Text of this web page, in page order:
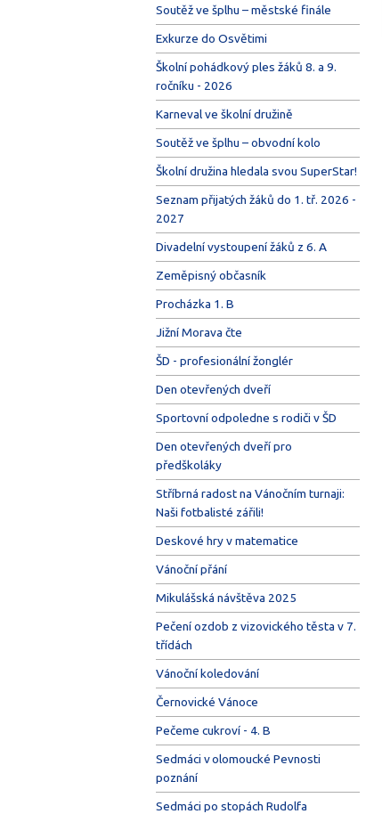
Soutěž ve šplhu – městské finále
Exkurze do Osvětimi
Školní pohádkový ples žáků 8. a 9.
ročníku - 2026
Karneval ve školní družině
Soutěž ve šplhu – obvodní kolo
Školní družina hledala svou SuperStar!
Seznam přijatých žáků do 1. tř. 2026 -
2027
Divadelní vystoupení žáků z 6. A
Zeměpisný občasník
Procházka 1. B
Jižní Morava čte
ŠD - profesionální žonglér
Den otevřených dveří
Sportovní odpoledne s rodiči v ŠD
Den otevřených dveří pro
předškoláky
Stříbrná radost na Vánočním turnaji:
Naši fotbalisté zářili!
Deskové hry v matematice
Vánoční přání
Mikulášská návštěva 2025
Pečení ozdob z vizovického těsta v 7.
třídách
Vánoční koledování
Černovické Vánoce
Pečeme cukroví - 4. B
Sedmáci v olomoucké Pevnosti
poznání
Sedmáci po stopách Rudolfa